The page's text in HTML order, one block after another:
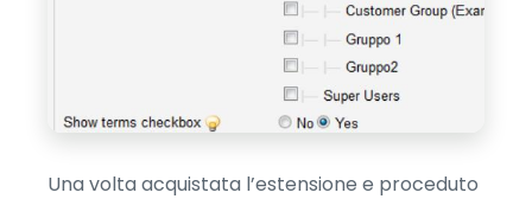
Una volta acquistata l’estensione e proceduto